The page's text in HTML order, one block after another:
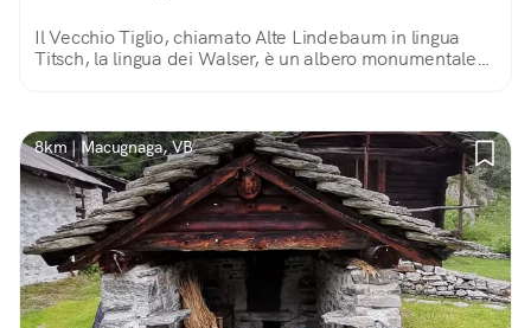
Il Vecchio Tiglio, chiamato Alte Lindebaum in lingua
Titsch, la lingua dei Walser, è un albero monumentale
8km | Macugnaga, VB